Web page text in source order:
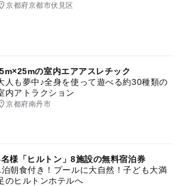
京都府京都市伏見区
の室内エアアスレチック
人も夢中♪全身を使って遊べる約30種類の
内アトラクション
京都府南丹市
様「ヒルトン」8施設の無料宿泊券
泊朝食付き！プールに大自然！子ども大満
のヒルトンホテルへ